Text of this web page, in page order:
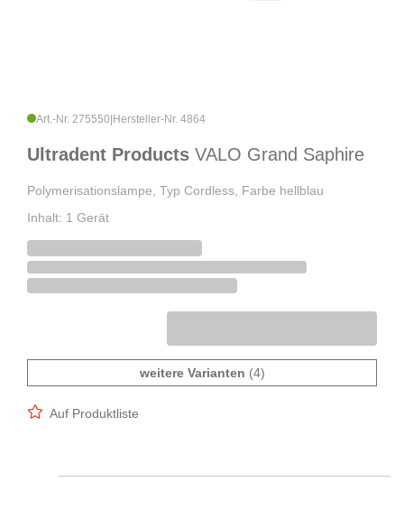
Art.-Nr. 275550 Hersteller-Nr. 4864
Ultradent Products VALO Grand Saphire
Polymerisationslampe, Typ Cordless, Farbe hellblau
Inhalt: 1 Gerät
weitere Varianten (4)
Auf Produktliste